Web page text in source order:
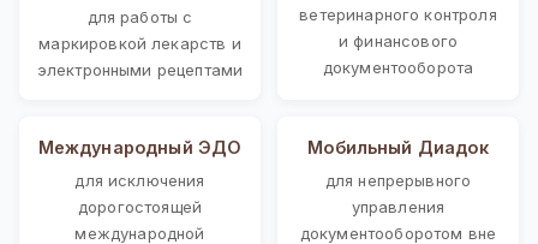
для работы с
маркировкой лекарств и
электронными рецептами
ветеринарного контроля
и финансового
документооборота
Международный ЭДО
для исключения
дорогостоящей
международной
Мобильный Диадок
для непрерывного
управления
документооборотом вне